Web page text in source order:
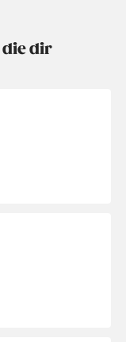
die dir